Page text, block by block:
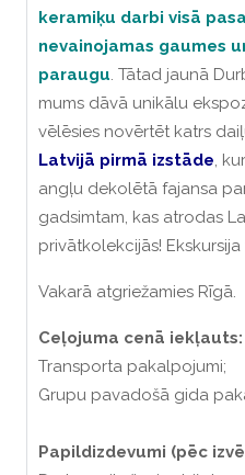
keramiķu darbi visā
nevainojamas gaumes
paraugu. Tātad jaunā
mums dāvā unikālu
vēlēsies novērtēt katrs
Latvijā pirmā izstāde,
angļu dekolētā fajansa
gadsimtam, kas atrodas
privātkolekcijās!
Vakarā atgriežamies Rīgā.
Ceļojuma cenā iekļauts:
Transporta pakalpojumi;
Grupu pavadošā gida
Papildizdevumi (pēc